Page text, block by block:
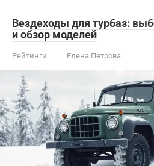
Вездеходы для турбаз:
и обзор моделей
Рейтинги Елена Петрова